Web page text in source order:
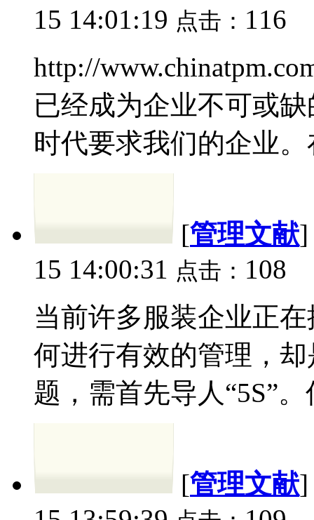
15 14:01:19 点击： 116
http://
已经成为企业不可或
时代要求我们的企业
[管理文献
15 14:00:31 点击： 108
当前许多服装企业正
何进行有效的管理，
题，需首先导人“5S”
[管理文献